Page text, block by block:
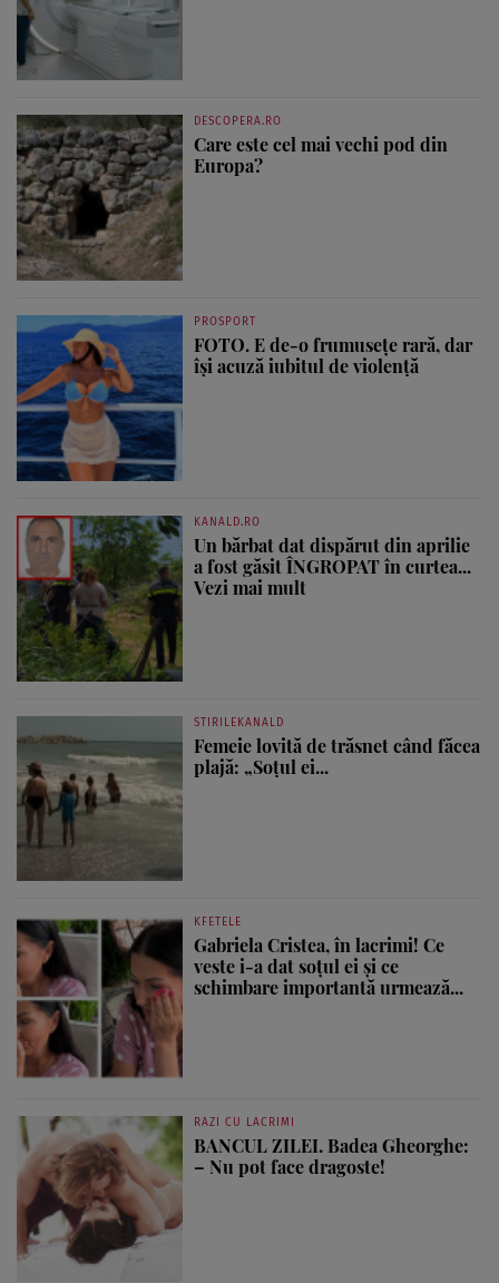
DESCOPERA.RO
Care este cel mai vechi pod din
Europa?
PROSPORT
FOTO. E de-o frumusețe rară, dar
își acuză iubitul de violență
KANALD.RO
Un bărbat dat dispărut din aprilie
a fost găsit ÎNGROPAT în curtea...
Vezi mai mult
STIRILEKANALD
Femeie lovită de trăsnet când făcea
plajă: „Soțul ei...
KFETELE
Gabriela Cristea, în lacrimi! Ce
veste i-a dat soțul ei și ce
schimbare importantă urmează...
RAZI CU LACRIMI
BANCUL ZILEI. Badea Gheorghe:
– Nu pot face dragoste!